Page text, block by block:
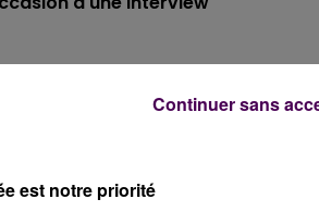
Eïto répondra
Sarthe Basket réalisée
s’était déjà prêté
de 18h45 ce jeudi 16
est notre priorité
Continuer sans